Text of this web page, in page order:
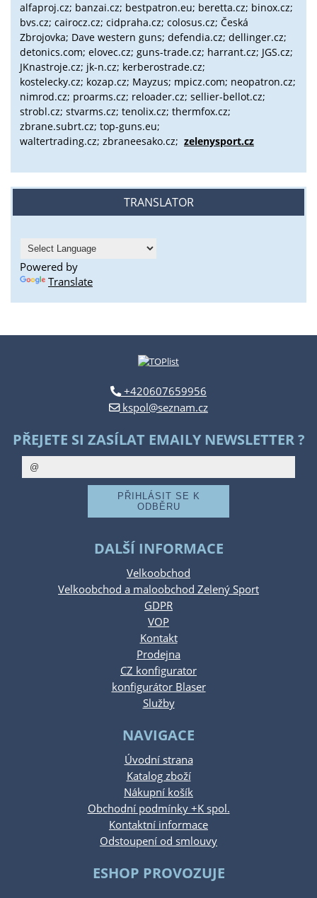
alfaproj.cz; banzai.cz; bestpatron.eu; beretta.cz; binox.cz;
bvs.cz; cairocz.cz; cidpraha.cz; colosus.cz; Česká
Zbrojovka; Dave western guns; defendia.cz; dellinger.cz;
detonics.com; elovec.cz; guns-trade.cz; harrant.cz; JGS.cz;
JKnastroje.cz; jk-n.cz; kerberostrade.cz;
kostelecky.cz; kozap.cz; Mayzus; mpicz.com; neopatron.cz;
nimrod.cz; proarms.cz; reloader.cz; sellier-bellot.cz;
strobl.cz; stvarms.cz; tenolix.cz; thermfox.cz;
zbrane.subrt.cz; top-guns.eu;
waltertrading.cz; zbraneesako.cz; zelenysport.cz
TRANSLATOR
Powered by
Translate
+420607659956
kspol@seznam.cz
PŘEJETE SI ZASÍLAT EMAILY NEWSLETTER ?
DALŠÍ INFORMACE
Velkoobchod
Velkoobchod a maloobchod Zelený Sport
GDPR
VOP
Kontakt
Prodejna
CZ konfigurator
konfigurátor Blaser
Služby
NAVIGACE
Úvodní strana
Katalog zboží
Nákupní košík
Obchodní podmínky +K spol.
Kontaktní informace
Odstoupení od smlouvy
ESHOP PROVOZUJE